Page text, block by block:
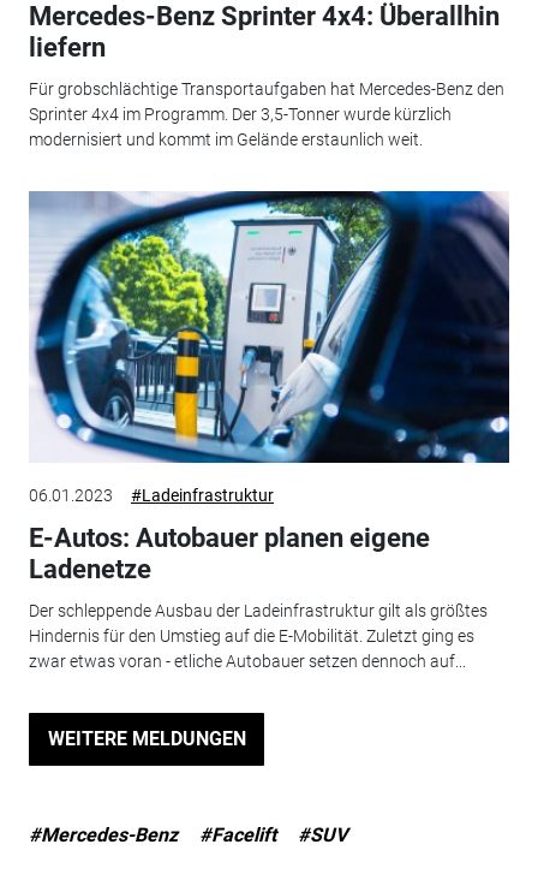
Mercedes-Benz Sprinter 4x4: Überallhin
liefern
Für grobschlächtige Transportaufgaben hat Mercedes-Benz den
Sprinter 4x4 im Programm. Der 3,5-Tonner wurde kürzlich
modernisiert und kommt im Gelände erstaunlich weit.
06.01.2023 #Ladeinfrastruktur
E-Autos: Autobauer planen eigene
Ladenetze
Der schleppende Ausbau der Ladeinfrastruktur gilt als größtes
Hindernis für den Umstieg auf die E-Mobilität. Zuletzt ging es
zwar etwas voran - etliche Autobauer setzen dennoch auf...
WEITERE MELDUNGEN
#Mercedes-Benz #Facelift #SUV